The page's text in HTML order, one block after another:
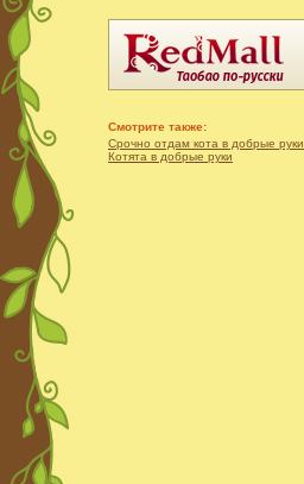
Смотрите также:
Срочно отдам кота в добрые руки
Котята в добрые руки